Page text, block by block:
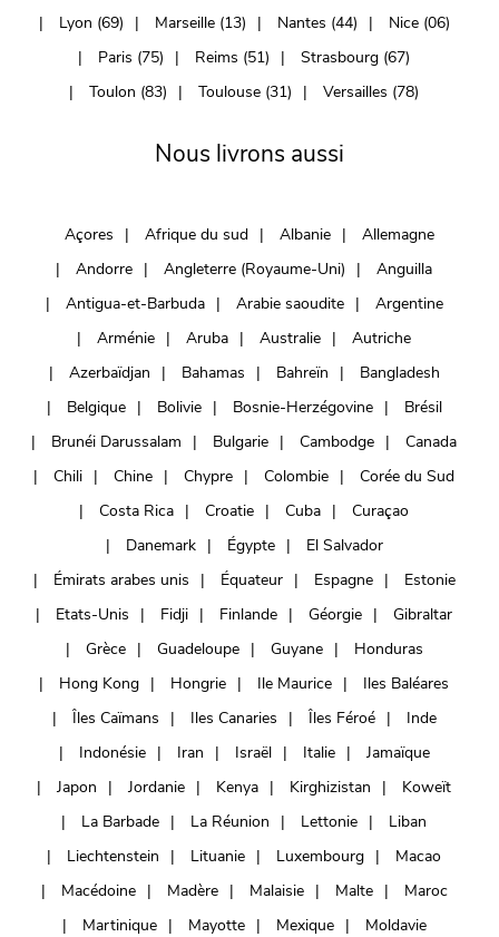
Lyon (69)
Marseille (13) Nantes (44)
Nice (06)
Paris (75)
Reims (51)
Strasbourg (67)
Toulon (83)
Toulouse (31) Versailles (78)
Nous livrons aussi
Açores Afrique du sud Albanie
Allemagne
Andorre
Angleterre (Royaume-Uni)
Anguilla
Antigua-et-Barbuda
Arabie saoudite
Argentine
Arménie
Aruba Australie
Autriche
Azerbaïdjan
Bahamas Bahreïn
Bangladesh
Belgique
Bolivie Bosnie-Herzégovine
Brésil
Brunéi Darussalam
Bulgarie Cambodge
Canada
Chili
Chine Chypre Colombie
Corée du Sud
Costa Rica
Croatie Cuba
Curaçao
Danemark
Égypte
El Salvador
Émirats arabes unis
Équateur Espagne
Estonie
Etats-Unis
Fidji Finlande Géorgie
Gibraltar
Grèce
Guadeloupe Guyane
Honduras
Hong Kong
Hongrie Ile Maurice
Iles Baléares
Îles Caïmans
Iles Canaries Îles Féroé
Inde
Indonésie
Iran Israël Italie
Jamaïque
Japon
Jordanie Kenya Kirghizistan
Koweït
La Barbade
La Réunion Lettonie
Liban
Liechtenstein
Lituanie Luxembourg
Macao
Macédoine
Madère Malaisie Malte
Maroc
Martinique
Mayotte Mexique
Moldavie